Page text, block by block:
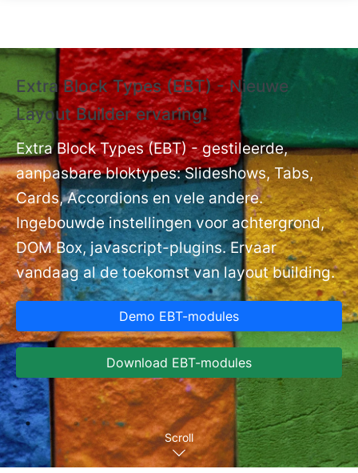
Extra Block Types (EBT) - Nieuwe
Layout Builder ervaring❗
Extra Block Types (EBT) - gestileerde,
aanpasbare bloktypes: Slideshows, Tabs,
Cards, Accordions en vele andere.
Ingebouwde instellingen voor achtergrond,
DOM Box, javascript-plugins. Ervaar
vandaag al de toekomst van layout building.
Demo EBT-modules
Download EBT-modules
Scroll